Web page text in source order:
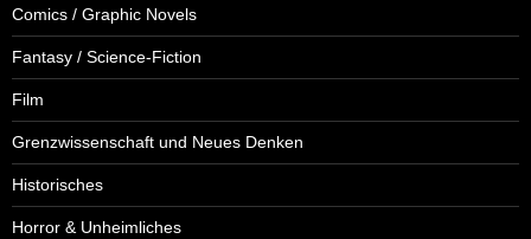
Comics / Graphic Novels
Fantasy / Science-Fiction
Film
Grenzwissenschaft und Neues Denken
Historisches
Horror & Unheimliches